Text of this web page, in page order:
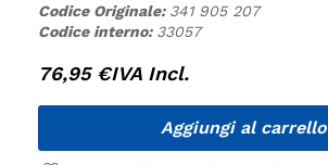
Codice Originale: 341 905 207
Codice interno: 33057
76,95 €IVA Incl.
Aggiungi al carrello